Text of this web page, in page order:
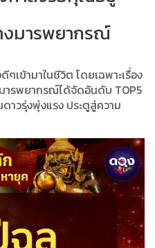
มารพยากรณ์
เข้ามาในชีวิต โดยเฉพาะเรื่อง
ารพยากรณ์ได้จัดอันดับ TOP5
าวรุ่งพุ่งแรง ประตูสู่ความ